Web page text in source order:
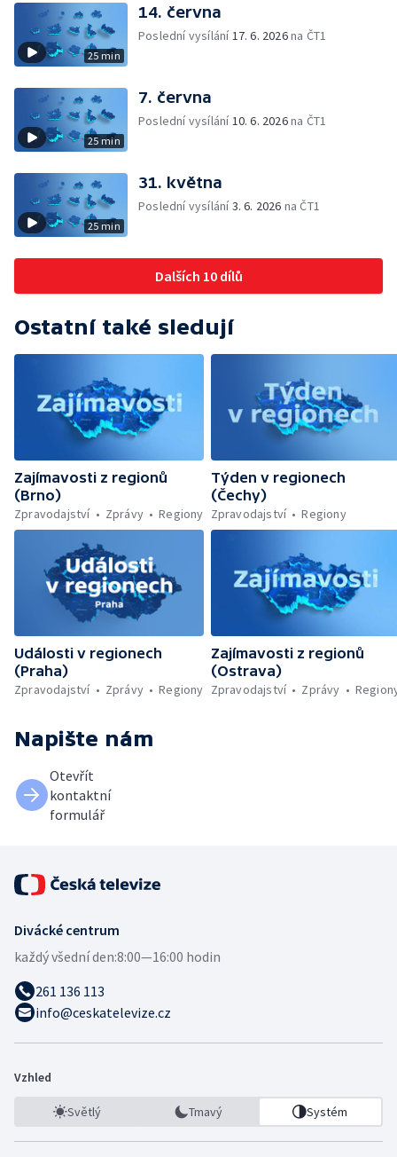
25 min
14. června
Poslední vysílání17. 6. 2026na ČT1
25 min
7. června
Poslední vysílání10. 6. 2026na ČT1
25 min
31. května
Poslední vysílání3. 6. 2026 na ČT1
Dalších 10 dílů
Ostatní také sledují
Zajímavosti z regionů
(Brno)
Zpravodajství
Zprávy Regiony
Týden v regionech
(Čechy)
Zpravodajství
Regiony
Události v regionech
(Praha)
Zpravodajství
Zprávy Regiony
Zajímavosti z regionů
(Ostrava)
Zpravodajství
Zprávy
Napište nám
Otevřít
kontaktní
formulář
Divácké centrum
každý všední den:8:00—16:00 hodin
261 136 113
info@ceskatelevize.cz
Vzhled
Světlý Tmavý Systém